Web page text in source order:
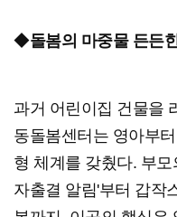
◆돌봄의 마중물 든든
과거 어린이집 건물을
동돌봄센터는 영아부
형 체계를 갖췄다. 부
자출결 알림'부터 갑작